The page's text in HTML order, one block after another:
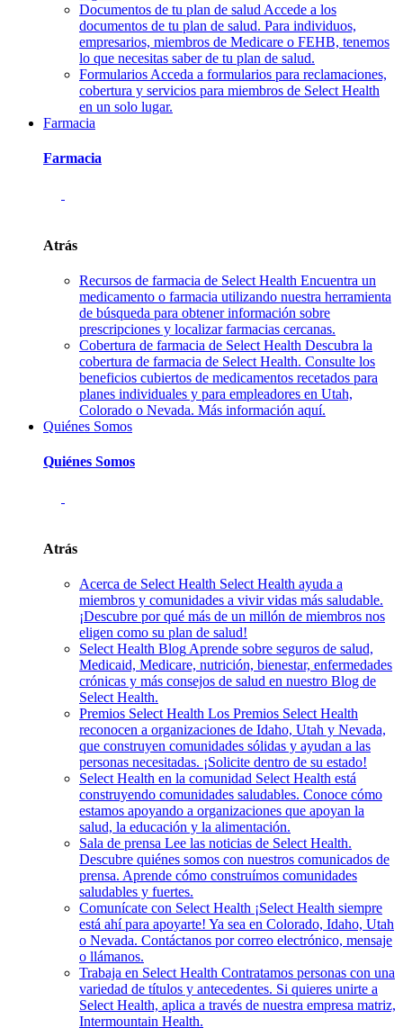
Documentos de tu plan de salud Accede a los
documentos de tu plan de salud. Para individuos,
empresarios, miembros de Medicare o FEHB, tenemos
lo que necesitas saber de tu plan de salud.
Formularios Acceda a formularios para reclamaciones,
cobertura y servicios para miembros de Select Health
en un solo lugar.
Farmacia
Farmacia
Atrás
Recursos de farmacia de Select Health Encuentra un
medicamento o farmacia utilizando nuestra herramienta
de búsqueda para obtener información sobre
prescripciones y localizar farmacias cercanas.
Cobertura de farmacia de Select Health Descubra la
cobertura de farmacia de Select Health. Consulte los
beneficios cubiertos de medicamentos recetados para
planes individuales y para empleadores en Utah,
Colorado o Nevada. Más información aquí.
Quiénes Somos
Quiénes Somos
Atrás
Acerca de Select Health Select Health ayuda a
miembros y comunidades a vivir vidas más saludable.
¡Descubre por qué más de un millón de miembros nos
eligen como su plan de salud!
Select Health Blog Aprende sobre seguros de salud,
Medicaid, Medicare, nutrición, bienestar, enfermedades
crónicas y más consejos de salud en nuestro Blog de
Select Health.
Premios Select Health Los Premios Select Health
reconocen a organizaciones de Idaho, Utah y Nevada,
que construyen comunidades sólidas y ayudan a las
personas necesitadas. ¡Solicite dentro de su estado!
Select Health en la comunidad Select Health está
construyendo comunidades saludables. Conoce cómo
estamos apoyando a organizaciones que apoyan la
salud, la educación y la alimentación.
Sala de prensa Lee las noticias de Select Health.
Descubre quiénes somos con nuestros comunicados de
prensa. Aprende cómo construímos comunidades
saludables y fuertes.
Comunícate con Select Health ¡Select Health siempre
está ahí para apoyarte! Ya sea en Colorado, Idaho, Utah
o Nevada. Contáctanos por correo electrónico, mensaje
o llámanos.
Trabaja en Select Health Contratamos personas con una
variedad de títulos y antecedentes. Si quieres unirte a
Select Health, aplica a través de nuestra empresa matriz,
Intermountain Health.